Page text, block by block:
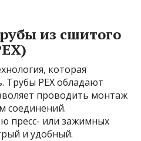
из сшитого
которая
Трубы PEX обладают
проводить монтаж
соединений.
пресс- или зажимных
и удобный.